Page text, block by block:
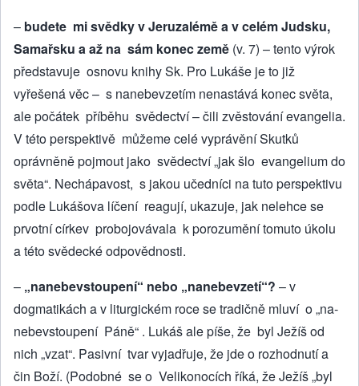
– budete mi svědky v Jeruza­lémě a v celém Judsku,
Samařsku a až na sám konec země (v. 7) – tento výrok
představuje osnovu knihy Sk. Pro Lukáše je to již
vyřešená věc – s na­nebevzetím nenastává konec světa,
ale počátek příběhu svědectví – čili zvěsto­vání evangelia.
V této perspektivě mů­žeme celé vyprávění Skutků
oprávněně pojmout jako svědectví „jak šlo evange­lium do
světa“. Nechápavost, s jakou učedníci na tuto perspektivu
podle Lukášova líčení reagují, ukazuje, jak nelehce se
prvotní církev probojovávala k porozumění tomuto úkolu
a této svě­decké odpovědnosti.
– „nanebevstoupení“ nebo „na­nebevzetí“? – v
dogmatikách a v litur­gickém roce se tradičně mluví o „na­
nebevstoupení Páně“ . Lukáš ale píše, že byl Ježíš od
nich „vzat“. Pasivní tvar vyjadřuje, že jde o roz­hodnutí a
čin Boží. (Podobné se o Ve­likonocích říká, že Ježíš „byl